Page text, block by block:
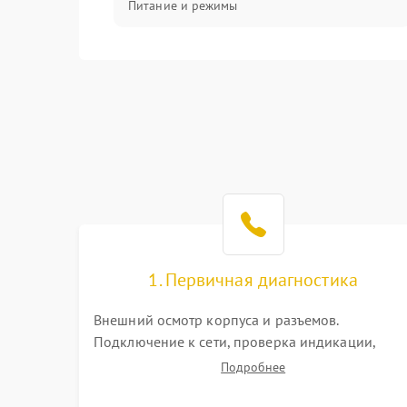
Питание и режимы
1. Первичная диагностика
Внешний осмотр корпуса и разъемов.
Подключение к сети, проверка индикации,
звуковых сигналов и кодов ошибок. Измерение
Подробнее